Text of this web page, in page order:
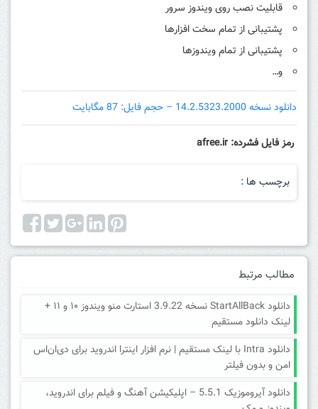
قابلیت نصب روی ویندوز سرور
پشتیبانی از تمام سخت افزارها
پشتیبانی از تمام ویندوزها
و…
دانلود نسخه 14.2.5323.2000 – حجم فایل: 87 مگابایت
رمز فایل فشرده: afree.ir
برچسب ها :
مطالب مرتبط
دانلود StartAllBack نسخه 3.9.22 استارت منو ویندوز ۱۰ و ۱۱ +
لینک دانلود مستقیم
دانلود Intra با لینک مستقیم | نرم افزار اینترا اندروید برای دی‌ان‌اس
امن و بدون فیلتر
دانلود آیروموزیک 5.5.1 – اپلیکیشن آهنگ و فیلم برای اندروید،